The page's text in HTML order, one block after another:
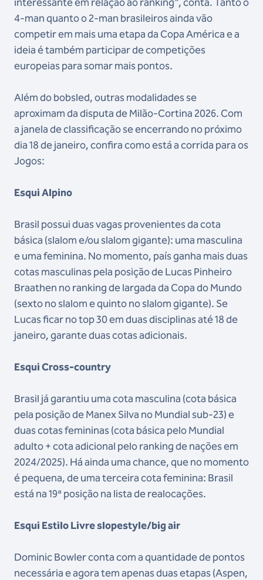
4-man quanto o 2-man brasileiros ainda vão
competir em mais uma etapa da Copa América e a
ideia é também participar de competições
europeias para somar mais pontos.
Além do bobsled, outras modalidades se
aproximam da disputa de Milão-Cortina 2026. Com
a janela de classificação se encerrando no próximo
dia 18 de janeiro, confira como está a corrida para os
Jogos:
Esqui Alpino
Brasil possui duas vagas provenientes da cota
básica (slalom e/ou slalom gigante): uma masculina
e uma feminina. No momento, país ganha mais duas
cotas masculinas pela posição de Lucas Pinheiro
Braathen no ranking de largada da Copa do Mundo
(sexto no slalom e quinto no slalom gigante). Se
Lucas ficar no top 30 em duas disciplinas até 18 de
janeiro, garante duas cotas adicionais.
Esqui Cross-country
Brasil já garantiu uma cota masculina (cota básica
pela posição de Manex Silva no Mundial sub-23) e
duas cotas femininas (cota básica pelo Mundial
adulto + cota adicional pelo ranking de nações em
2024/2025). Há ainda uma chance, que no momento
é pequena, de uma terceira cota feminina: Brasil
está na 19ª posição na lista de realocações.
Esqui Estilo Livre slopestyle/big air
Dominic Bowler conta com a quantidade de pontos
necessária e agora tem apenas duas etapas (Aspen,